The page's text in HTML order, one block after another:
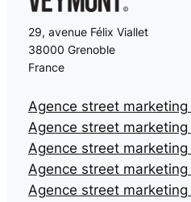
29, avenue Félix Viallet
38000 Grenoble
France
Agence street marketing
Agence street marketing
Agence street marketing
Agence street marketing
Agence street marketing